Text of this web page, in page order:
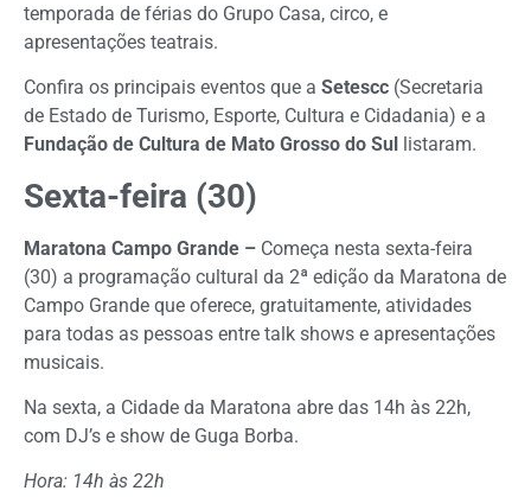
temporada de férias do Grupo Casa, circo, e
apresentações teatrais.
Confira os principais eventos que a Setescc (Secretaria
de Estado de Turismo, Esporte, Cultura e Cidadania) e a
Fundação de Cultura de Mato Grosso do Sul listaram.
Sexta-feira (30)
Maratona Campo Grande – Começa nesta sexta-feira
(30) a programação cultural da 2ª edição da Maratona de
Campo Grande que oferece, gratuitamente, atividades
para todas as pessoas entre talk shows e apresentações
musicais.
Na sexta, a Cidade da Maratona abre das 14h às 22h,
com DJ’s e show de Guga Borba.
Hora: 14h às 22h